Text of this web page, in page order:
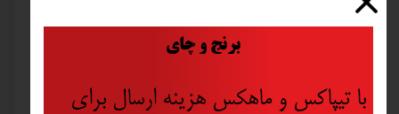
برنج و چای
با تیپاکس و ماهکس هزینه ارسال برای